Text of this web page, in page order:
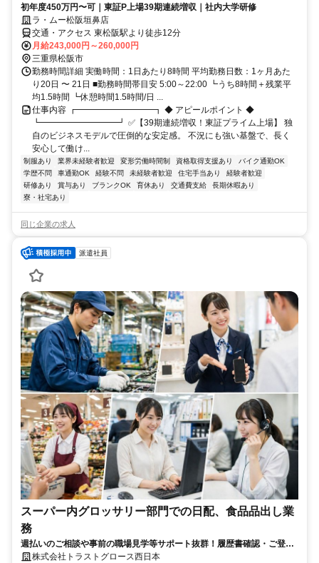
初年度450万円〜可｜東証P上場39期連続増収｜社内大学研修
ラ・ムー松阪垣鼻店
交通・アクセス 東松阪駅より徒歩12分
月給243,000円～260,000円
三重県松阪市
勤務時間詳細 実働時間：1日あたり8時間 平均勤務日数：1ヶ月あた
り20日 〜 21日 ■勤務時間帯目安 5:00～22:00 ┗うち8時間＋残業平
均1.5時間 ┗休憩時間1.5時間/日 ...
仕事内容 ┏━━━━━━━━━┓ ◆ アピールポイント ◆
┗━━━━━━━━━┛ ✅【39期連続増収！東証プライム上場】 独
自のビジネスモデルで圧倒的な安定感。 不況にも強い基盤で、長く
安心して働け...
制服あり 業界未経験者歓迎 変形労働時間制 資格取得支援あり
バイク通勤OK
学歴不問
車通勤OK 経験不問 未経験者歓迎 住宅手当あり
経験者歓迎
研修あり
賞与あり ブランクOK 育休あり 交通費支給
長期休暇あり
寮・社宅あり
同じ企業の求人
派遣社員
スーパー内グロッサリー部門での日配、食品品出し業
務
週払いのご相談や事前の職場見学等サポート抜群！履歴書確認・ご登録
もお電話のみで完結できます/25-4008S
株式会社トラストグロース西日本